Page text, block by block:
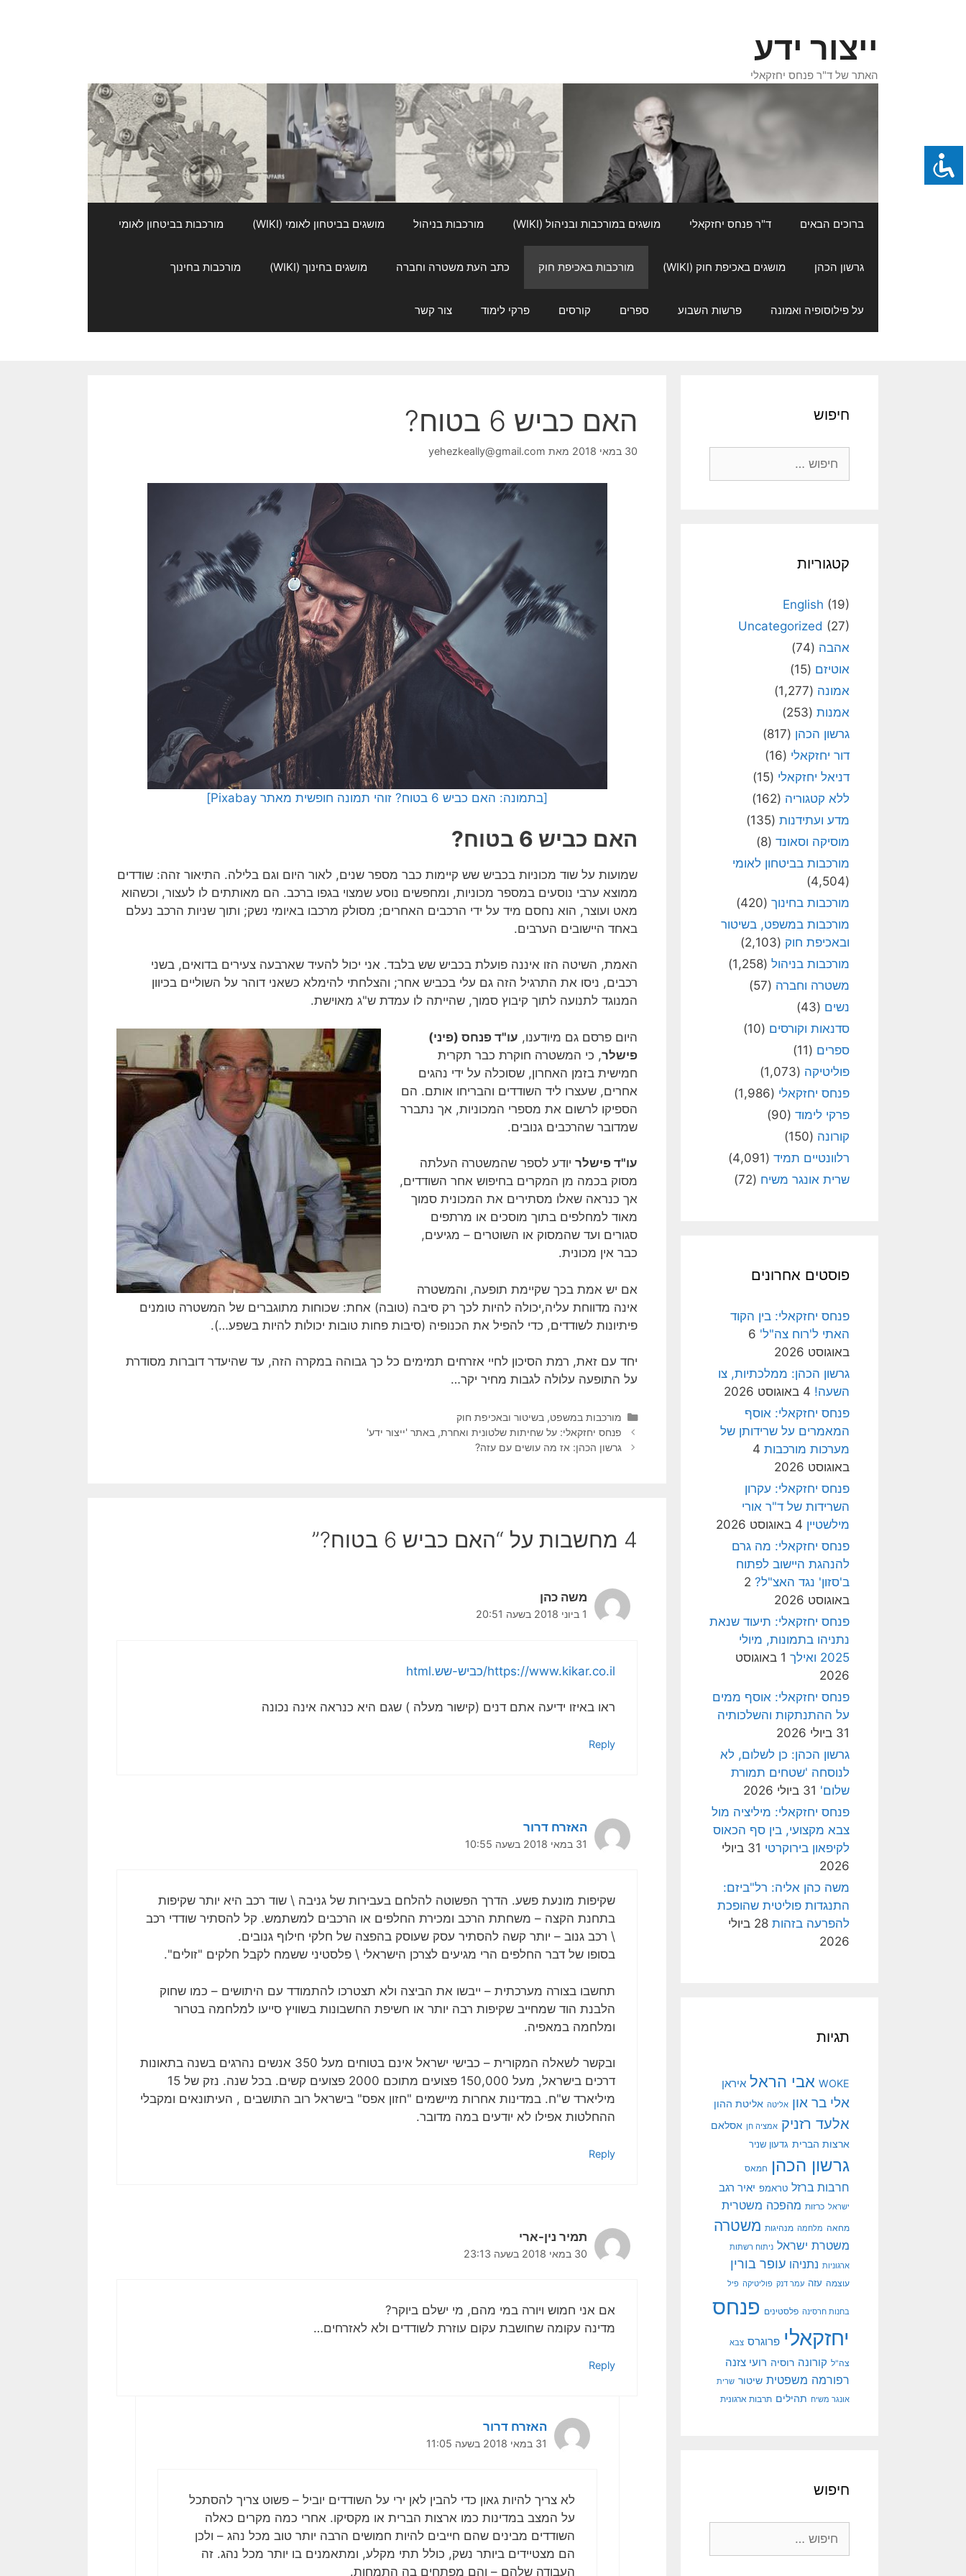
ייצור ידע
האתר של ד"ר פנחס יחזקאלי
ברוכים הבאים ד"ר פנחס יחזקאלי מושגים במורכבות ובניהול (WIKI) מורכבות בניהול מושגים בביטחון לאומי (WIKI) מורכבות בביטחון לאומי
גרשון הכהן מושגים באכיפת חוק (WIKI) מורכבות באכיפת חוק כתב העת משטרה וחברה מושגים בחינוך (WIKI) מורכבות בחינוך
על פילוסופיה ואמונה פרשות השבוע ספרים קורסים פרקי לימוד צור קשר
האם כביש 6 בטוח?
30 במאי 2018 מאת yehezkeally@gmail.com
[בתמונה: האם כביש 6 בטוח? זוהי תמונה חופשית מאתר Pixabay]
האם כביש 6 בטוח?
שמועות על שוד מכוניות בכביש שש קיימות כבר מספר שנים, לאור היום וגם בלילה. התיאור זהה: שודדים
ממוצא ערבי נוסעים במספר מכוניות, ומחפשים נוסע שמצוי בגפו ברכב. הם מאותתים לו לעצור, וכשהוא
מאט ועוצר, הוא נחסם מיד על ידי הרכבים האחרים; מסולק מרכבו באיומי נשק; ותוך שניות הרכב נעלם
באחד היישובים הערבים.
האמת, השיטה הזו איננה פועלת בכביש שש בלבד. אני יכול להעיד שארבעה צעירים בדואים, בשני
רכבים, ניסו את התרגיל הזה גם עלי בכביש אחר; והצלחתי להימלא כשאני דוהר על השוליים בכיוון
המנוגד לתנועה לתוך קיבוץ סמוך, שהייתה לו עמדת ש"ג מאוישת.
היום פרסם גם מיודענו, עו"ד פנחס (פיני)
פישלר, כי המשטרה חוקרת כבר תקרית
חמישית בזמן האחרון, שסוכלה על ידי נהגים
אחרים, שעצרו ליד השודדים והבריחו אותם. הם
הספיקו לרשום את מספרי המכוניות, אך נתברר
שמדובר שהרכבים גנובים.
עו"ד פישלר יודע לספר שהמשטרה העלתה
מסוק בכמה מן המקרים בחיפוש אחר השודדים,
אך כנראה שאלו מסתירים את המכונית סמוך
מאוד למחלפים בתוך מוסכים או מרתפים
סגורים ועד שהמסוק או השוטרים – מגיעים,
כבר אין מכונית.
אם יש אמת בכך שקיימת תופעה, והמשטרה
אינה מדווחת עליה,יכולה להיות לכך רק סיבה (טובה) אחת: שכוחות מתוגברים של המשטרה טומנים
פיתיונות לשודדים, כדי להפיל את הכנופיה (סיבות פחות טובות יכולות להיות בשפע…).
יחד עם זאת, רמת הסיכון לחיי אזרחים תמימים כל כך גבוהה במקרה הזה, עד שהיעדר דוברות מסודרת
על התופעה עלולה לגבות מחיר יקר…
קטגוריות
מורכבות במשפט, בשיטור ובאכיפת חוק
פנחס יחזקאלי: על שחיתות שלטונית ואחרת, באתר 'ייצור ידע'
גרשון הכהן: אז מה עושים עם עזה?
4 מחשבות על “האם כביש 6 בטוח?”
משה כהן
1 ביוני 2018 בשעה 20:51
https://www.kikar.co.il/כביש-שש.html
ראו באיזו ידיעה אתם דנים (קישור מעלה ) שגם היא כנראה אינה נכונה
Reply
האזרח דרור
31 במאי 2018 בשעה 10:55
שקיפות מונעת פשע. הדרך הפשוטה להלחם בעבירות של גניבה \ שוד רכב היא יותר שקיפות
בתחנת הקצה – משחתת הרכב ומכירת החלפים או הרכבים למשתמש. קל להסתיר שודדי רכב
\ רכב גנוב – יותר קשה להסתיר עסק שעוסק בהפצה של חלקי חילוף גנובים.
בסופו של דבר החלפים הרי מגיעים לצרכן הישראלי \ פלסטיני ששמח לקבל חלקים "זולים".
תחשבו בצורה מערכתית – ייבשו את הביצה ולא תצטרכו להתמודד עם היתושים – כמו שחוק
הלבנת הוד שמחייב שקיפות רבה יותר או חשיפת החשבונות בשוויץ סייעו למלחמה בטרור
ומלחמה במאפיה.
ובקשר לשאלה המקורית – כבישי ישראל אינם בטוחים מעל 350 אנשים נהרגים בשנה בתאונות
דרכים בישראל, מעל 150,000 פצועים מתוכם 2000 פצועים קשים. בכל שנה. נזק של 15
מיליארד ש"ח. במדינות אחרות מיישמים "חזון אפס" בישראל רוב התושבים , העיתונאים ומקבלי
ההחלטות אפילו לא יודעים במה מדובר.
Reply
תמיר נין-ארי
30 במאי 2018 בשעה 23:13
אם אני חמוש ויורה במי מהם, מי ישלם ביוקר?
מדינה עקומה שחושבת עקום עוזרת לשודדים ולא לאזרחים…
Reply
האזרח דרור
31 במאי 2018 בשעה 11:05
לא צריך להיות גאון כדי להבין לאן ירי על השודדים יוביל – פשוט צריך להסתכל
על המצב במדינות כמו ארצות הברית או מקסיקו. אחרי כמה מקרים כאלה
השודדים מבינים שהם חייבים להיות חמושים הרבה יותר טוב מכל נהג – ולכן
הם מצטיידים ביותר נשק, כולל תתי מקלע, ומתאמנים בו יותר מכל נהג. זה
העבודה שלהם – והם מפתחים בה התמחות.
חיפוש
קטגוריות
English (19)
Uncategorized (27)
אהבה (74)
אוטיזם (15)
אמונה (1,277)
אמנות (253)
גרשון הכהן (817)
דור יחזקאלי (16)
דניאל יחזקאלי (15)
ללא קטגוריה (162)
מדע ועתידנות (135)
מוסיקה וסאונד (8)
מורכבות בביטחון לאומי
(4,504)
מורכבות בחינוך (420)
מורכבות במשפט, בשיטור
ובאכיפת חוק (2,103)
מורכבות בניהול (1,258)
משטרה וחברה (57)
נשים (43)
סדנאות וקורסים (10)
ספרים (11)
פוליטיקה (1,073)
פנחס יחזקאלי (1,986)
פרקי לימוד (90)
קורונה (150)
רלוונטיים תמיד (4,091)
שרית אונגר משיח (72)
פוסטים אחרונים
פנחס יחזקאלי: בין הקוד
האתי ל'רוח צה"ל' 6
באוגוסט 2026
גרשון הכהן: ממלכתיות, צו
השעה! 4 באוגוסט 2026
פנחס יחזקאלי: אוסף
המאמרים על שרידותן של
מערכות מורכבות 4
באוגוסט 2026
פנחס יחזקאלי: עקרון
השרידות של ד"ר אורי
מילשטיין 4 באוגוסט 2026
פנחס יחזקאלי: מה גרם
להנהגת היישוב לפתוח
ב'סזון' נגד האצ"ל? 2
באוגוסט 2026
פנחס יחזקאלי: תיעוד שנאת
נתניהו בתמונות, מיולי
2025 ואילך
1 באוגוסט
2026
פנחס יחזקאלי: אוסף ממים
על ההתנתקות והשלכותיה
31 ביולי 2026
גרשון הכהן: כן לשלום, לא
לנוסחה 'שטחים תמורת
שלום' 31 ביולי 2026
פנחס יחזקאלי: מיליציה מול
צבא מקצועי, בין סף הכאוס
לקיפאון בירוקרטי
31 ביולי
2026
משה כהן אליה: רל"ביזם:
התנגדות פוליטית שהופכת
להפרעה בזהות
28 ביולי
2026
תגיות
WOKE אבי הראל איראן
אלי בר און אליטה אליטת ההון
אלעד רזניק אמציה חן אסלאם
ארצות הברית גדעון שניר
גרשון הכהן חמאס
חרבות ברזל טראמפ יאיר רגב
ישראל כרזות מהפכה משטרית
מחאה מלחמה מנהיגות משטרה
משטרת ישראל ניתוח רשתות
ארגוניות נתניהו עופר בורין
עוצמה עזה עמר דנק פוליטיקה פיל
בחנות חרסינה פלסטינים פנחס
יחזקאלי פרוגרס צבא
צה"ל קורונה רוסיה רועי צזנה
רפורמה משפטית שיטור שרית
אונגר משיח תהילים תרבות ארגונית
חיפוש